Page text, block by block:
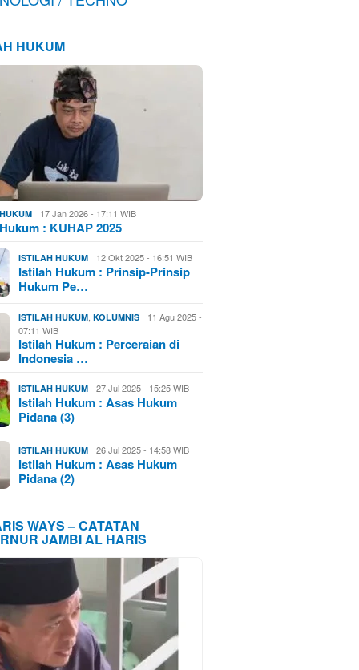
HUKUM
17 Jan 2026 - 17:11 WIB
: KUHAP 2025
ISTILAH HUKUM 12 Okt 2025 - 16:51 WIB
Istilah Hukum : Prinsip-Prinsip
Hukum Pe…
ISTILAH HUKUM ,KOLUMNIS
11 Agu 2025 -
07:11 WIB
Istilah Hukum : Perceraian di
Indonesia …
ISTILAH HUKUM 27 Jul 2025 - 15:25 WIB
Istilah Hukum : Asas Hukum
Pidana (3)
ISTILAH HUKUM 26 Jul 2025 - 14:58 WIB
Istilah Hukum : Asas Hukum
Pidana (2)
WAYS – CATATAN
JAMBI AL HARIS